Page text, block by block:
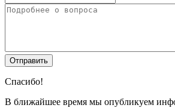
Спасибо!
В ближайшее время мы опубликуем